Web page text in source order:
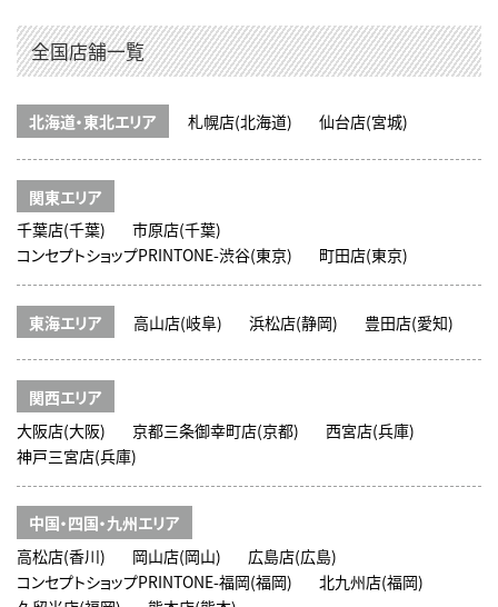
全国店舗一覧
北海道・東北エリア 札幌店(北海道) 仙台店(宮城)
関東エリア
千葉店(千葉)
市原店(千葉)
コンセプトショップPRINTONE-渋谷(東京)
町田店(東京)
東海エリア 高山店(岐阜) 浜松店(静岡) 豊田店(愛知)
関西エリア
大阪店(大阪)
京都三条御幸町店(京都)
西宮店(兵庫)
神戸三宮店(兵庫)
中国・四国・九州エリア
高松店(香川)
岡山店(岡山)
広島店(広島)
コンセプトショップPRINTONE-福岡(福岡)
北九州店(福岡)